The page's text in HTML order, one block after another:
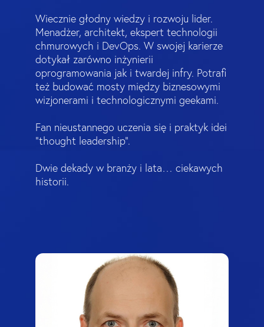
Wiecznie głodny wiedzy i rozwoju lider.
Menadżer, architekt, ekspert technologii
chmurowych i DevOps. W swojej karierze
dotykał zarówno inżynierii
oprogramowania jak i twardej infry. Potrafi
też budować mosty między biznesowymi
wizjonerami i technologicznymi geekami.
Fan nieustannego uczenia się i praktyk idei
“thought leadership”.
Dwie dekady w branży i lata… ciekawych
historii.